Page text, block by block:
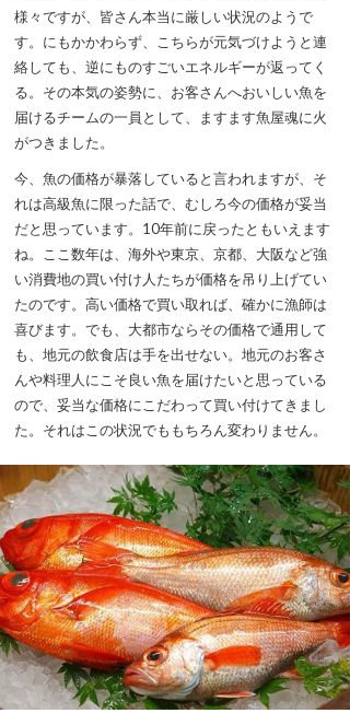
様々ですが、皆さん本当に厳しい状況のようで
す。にもかかわらず、こちらが元気づけようと連
絡しても、逆にものすごいエネルギーが返ってく
る。その本気の姿勢に、お客さんへおいしい魚を
届けるチームの一員として、ますます魚屋魂に火
がつきました。
今、魚の価格が暴落していると言われますが、そ
れは高級魚に限った話で、むしろ今の価格が妥当
だと思っています。10年前に戻ったともいえます
ね。ここ数年は、海外や東京、京都、大阪など強
い消費地の買い付け人たちが価格を吊り上げてい
たのです。高い価格で買い取れば、確かに漁師は
喜びます。でも、大都市ならその価格で通用して
も、地元の飲食店は手を出せない。地元のお客さ
んや料理人にこそ良い魚を届けたいと思っている
ので、妥当な価格にこだわって買い付けてきまし
た。それはこの状況でももちろん変わりません。